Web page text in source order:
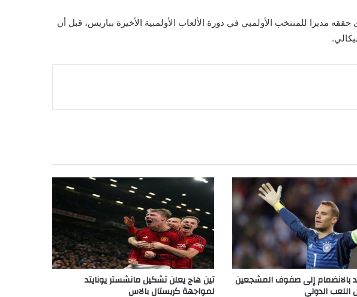
للمنتخب الأولمبي في دورة الألعاب الأولمبية الأخيرة بباريس، قبل أن
بالانضمام إلى صفوف المشجعين
اللعب الدولي
تين هاج يعلن تشكيل مانشستر يونايتد
لمواجهة كريستال بالاس